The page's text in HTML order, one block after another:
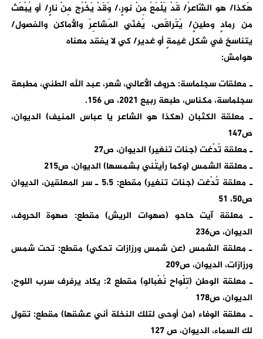
هَكذا/ هو الشّاعرُ/ قَدْ يَلْمَعُ مِنْ نورٍ،/ وَقَدْ يَخْرُج مِنْ نارٍ/ أو يُبْعَث
من رمادٍ وطينٍ/ يَتَراقَص، يُغنّي المَشاعِرَ والأماكن والفصول/
يتناسخ في شكل غيمةٍ أو غدير/ كي لا يفقد معناه
هوامش:
ـ معلقات سجلماسة: حروف الأعالي، شعر، عبد الله الطني، مطبعة
سجلماسة، مكناس، طبعة ربيع 2021، ص 156.
ـ معلقة الكثبان (هكذا هو الشاعر يا عباس المنيف) الديوان،
ص147
ـ معلقة تُدْغت (جنات تنغير) الديوان، ص27
ـ معلقة الشمس (وكما رأيتُني بشمسها) الديوان، ص215
ـ معلقة تُدْغت (جنات تنغير) مقطع: 5،5 ـ سر المعلقين، الديوان
ص50، 51
ـ معلقة آيت حاحو (صهوات الريش) مقطع: صهوة الحروف،
الديوان، ص236
ـ معلقة الشمس (عن شمس ورزازات تحكي) مقطع: تحت شمس
ورزازات، الديوان، ص209
ـ معلقة الوطن (تِلْواح نُغْبالو) مقطع 2: يكاد يرفرف سرب اللوح،
الديوان، ص178
ـ معلقة الوفاء (من أوحى لتلك النخلة أني عشقها) مقطع: تقول
لك السماء، الديوان، ص 127